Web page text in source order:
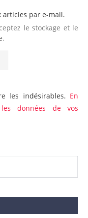
articles par e-mail.
le stockage et le
les indésirables. En
données de vos